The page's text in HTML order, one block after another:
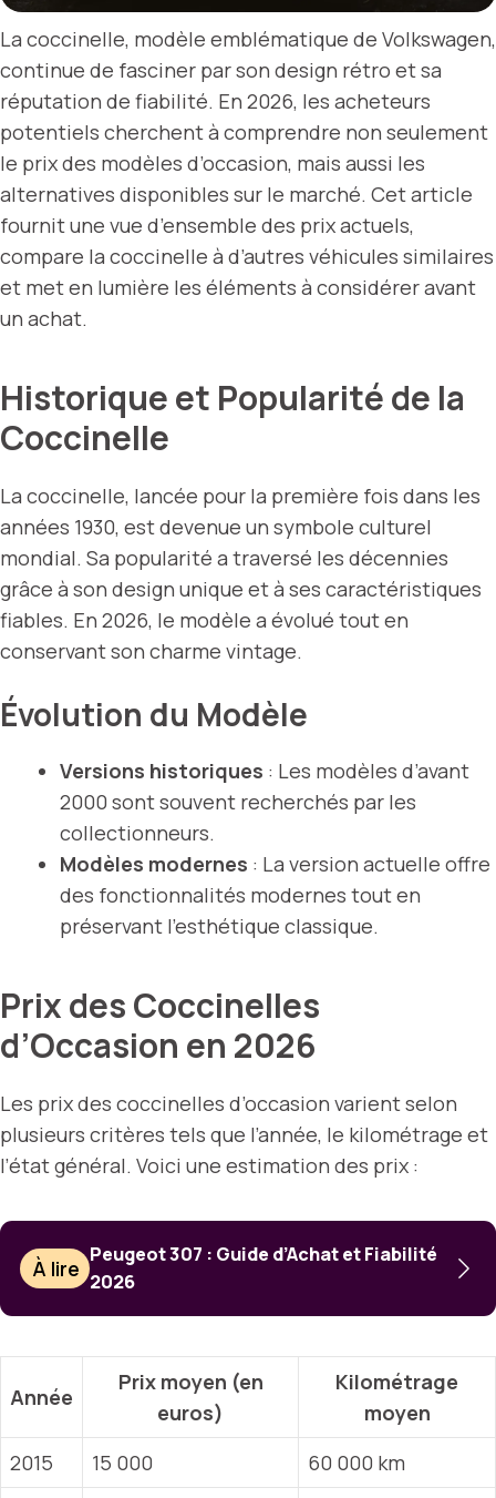
La coccinelle, modèle emblématique de Volkswagen,
continue de fasciner par son design rétro et sa
réputation de fiabilité. En 2026, les acheteurs
potentiels cherchent à comprendre non seulement
le prix des modèles d’occasion, mais aussi les
alternatives disponibles sur le marché. Cet article
fournit une vue d’ensemble des prix actuels,
compare la coccinelle à d’autres véhicules similaires
et met en lumière les éléments à considérer avant
un achat.
Historique et Popularité de la
Coccinelle
La coccinelle, lancée pour la première fois dans les
années 1930, est devenue un symbole culturel
mondial. Sa popularité a traversé les décennies
grâce à son design unique et à ses caractéristiques
fiables. En 2026, le modèle a évolué tout en
conservant son charme vintage.
Évolution du Modèle
Versions historiques : Les modèles d’avant
2000 sont souvent recherchés par les
collectionneurs.
Modèles modernes : La version actuelle offre
des fonctionnalités modernes tout en
préservant l’esthétique classique.
Prix des Coccinelles
d’Occasion en 2026
Les prix des coccinelles d’occasion varient selon
plusieurs critères tels que l’année, le kilométrage et
l’état général. Voici une estimation des prix :
À lire
Peugeot 307 : Guide d’Achat et Fiabilité
2026
Année
Prix moyen (en
euros)
Kilométrage
moyen
2015
15 000
60 000 km